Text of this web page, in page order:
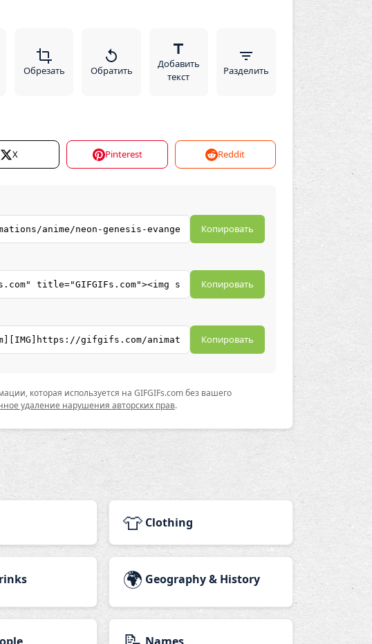
Обрезать Обратить
Добавить
текст
Разделить
X Pinterest Reddit
Копировать
Копировать
Копировать
которая используется на GIFGIFs.com без вашего
удаление нарушения авторских прав.
👕 Clothing
🌍 Geography & History